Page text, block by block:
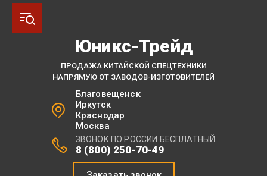
Юникс-Трейд
ПРОДАЖА КИТАЙСКОЙ СПЕЦТЕХНИКИ
НАПРЯМУЮ ОТ ЗАВОДОВ-ИЗГОТОВИТЕЛЕЙ
Благовещенск
Иркутск
Краснодар
Москва
ЗВОНОК ПО РОССИИ БЕСПЛАТНЫЙ
8 (800) 250-70-49